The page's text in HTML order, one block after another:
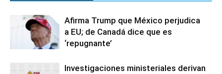
Afirma Trump que México perjudica
a EU; de Canadá dice que es
‘repugnante’
Investigaciones ministeriales derivan